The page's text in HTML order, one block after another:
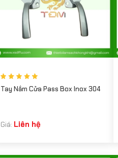
Tay Nắm Cửa Pass Box Inox 304
Giá: Liên hệ